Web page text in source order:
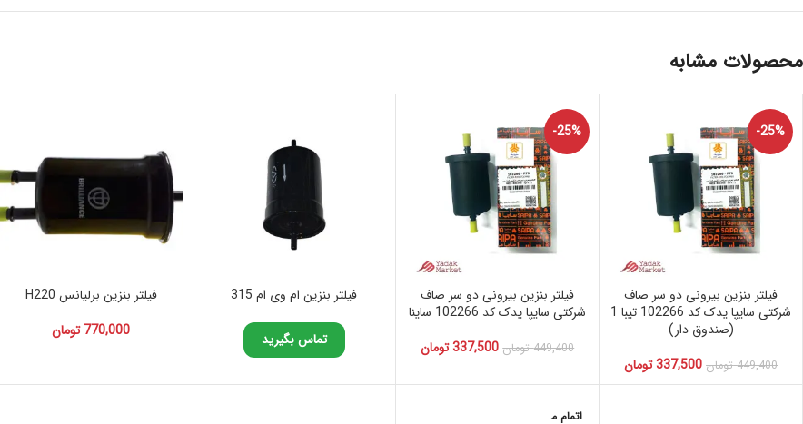
محصولات مشابه
-25%
فیلتر بنزین بیرونی دو سر صاف
شرکتی سایپا یدک کد 102266 تیبا 1
(صندوق دار)
449,400 تومان 337,500تومان
-25%
فیلتر بنزین بیرونی دو سر صاف
شرکتی سایپا یدک کد 102266 ساینا
449,400 تومان 337,500تومان
فیلتر بنزین ام وی ام 315
تماس بگیرید
فیلتر بنزین برلیانس H220
770,000 تومان
اتمام م